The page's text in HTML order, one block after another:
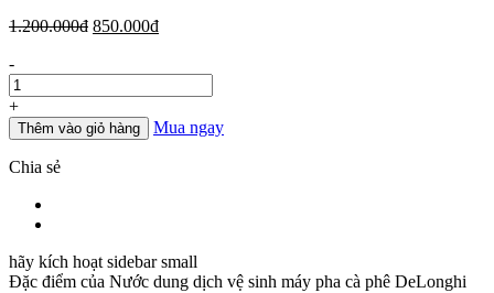
1.200.000đ Giá
850.000đGiá
Số
lượng
-
+
Thêm vào giỏ hàng Mua ngay
Chia sẻ
hãy kích hoạt sidebar small
Đặc điểm của Nước dung dịch vệ sinh máy pha cà phê DeLonghi